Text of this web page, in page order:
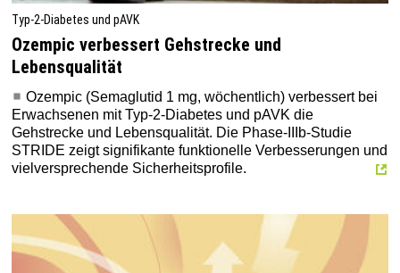
Typ-2-Diabetes und pAVK
Ozempic verbessert Gehstrecke und
Lebensqualität
Ozempic (Semaglutid 1 mg, wöchentlich) verbessert bei
Erwachsenen mit Typ-2-Diabetes und pAVK die
Gehstrecke und Lebensqualität. Die Phase-IIIb-Studie
STRIDE zeigt signifikante funktionelle Verbesserungen und
vielversprechende Sicherheitsprofile.